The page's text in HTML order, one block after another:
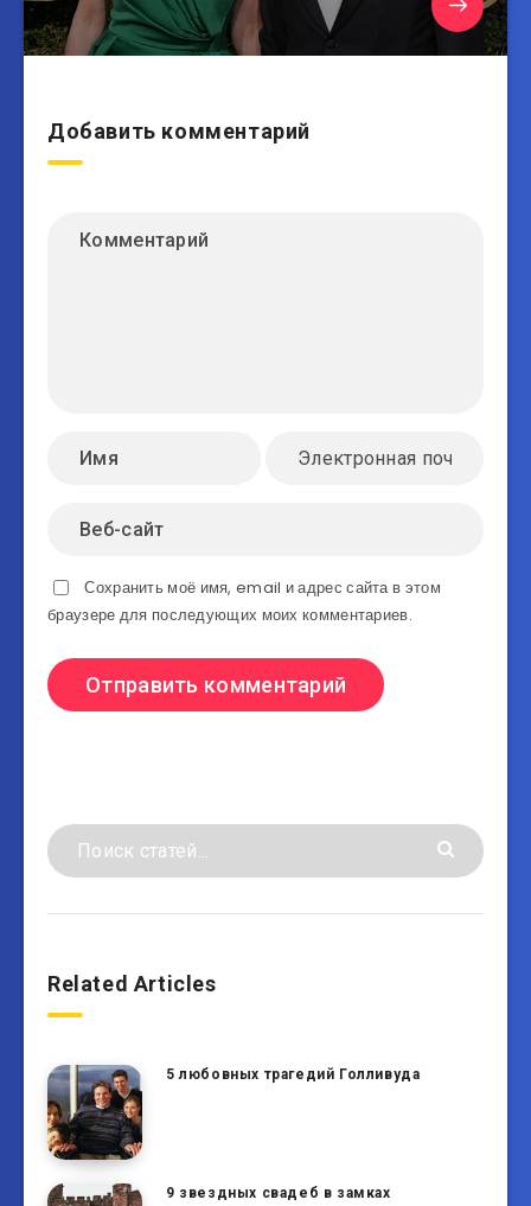
Добавить комментарий
Сохранить моё имя, email и адрес сайта в этом
браузере для последующих моих комментариев.
Related Articles
5 любовных трагедий Голливуда
9 звездных свадеб в замках